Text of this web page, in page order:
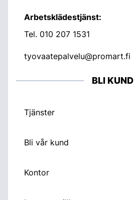
Arbetsklädestjänst:
Tel. 010 207 1531
tyovaatepalvelu@promart.fi
BLI KUND
Tjänster
Bli vår kund
Kontor